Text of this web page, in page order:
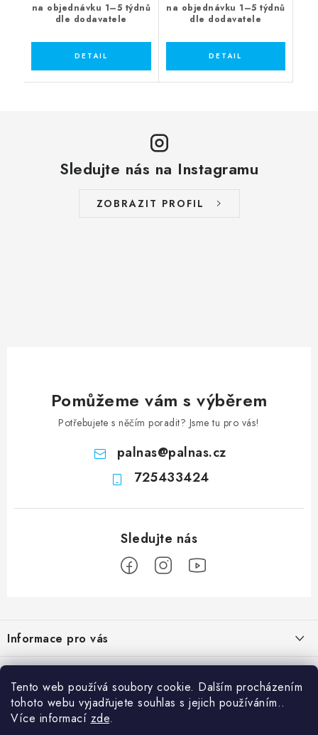
Tento web používá soubory cookie. Dalším procházením
tohoto webu vyjadřujete souhlas s jejich používáním..
Více informací zde.
na objednávku 1–5 týdnů
dle dodavatele
na objednávku 1–5 týdnů
dle dodavatele
Sledujte nás na Instagramu
ZOBRAZIT PROFIL
Pomůžeme vám s výběrem
Potřebujete s něčím poradit? Jsme tu pro vás!
palnas@palnas.cz
725433424
p
a
Informace pro vás
Obchodní podmínky
Podmínky ochrany osobních údajů
Odstoupení od kupní smlouvy
Přihlášení